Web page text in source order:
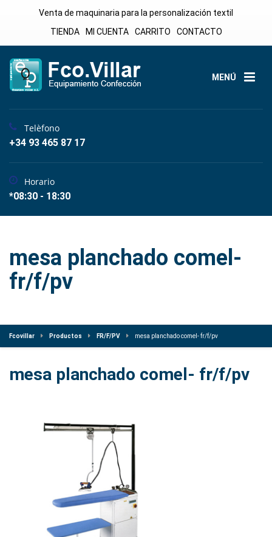
Venta de maquinaria para la personalización textil
TIENDA
MI CUENTA CARRITO CONTACTO
MENÚ
Telèfono
+34 93 465 87 17
Horario
*08:30 - 18:30
mesa planchado comel-
fr/f/pv
Fcovillar Productos FR/F/PV mesa planchado comel- fr/f/pv
mesa planchado comel- fr/f/pv